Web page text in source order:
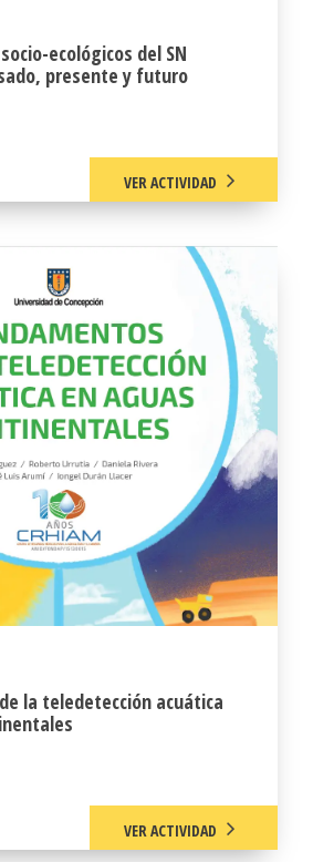
ecológicos del SN
presente y futuro
VER ACTIVIDAD
la teledetección acuática
VER ACTIVIDAD